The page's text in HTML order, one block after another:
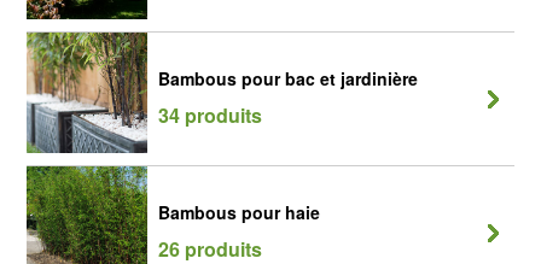
Bambous pour bac et jardinière
34 produits
Bambous pour haie
26 produits